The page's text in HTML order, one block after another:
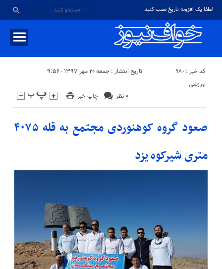
لطفا یک افزونه تاریخ نصب کنید.
کد خبر : ۹۸۰ تاریخ انتشار : جمعه ۲۰ مهر ۱۳۹۷ - ۹:۵۶
چاپ خبر ۰ نظر
ورزشی
صعود گروه کوهنوردی مجتمع به قله ۴۰۷۵
متری شیرکوه یزد